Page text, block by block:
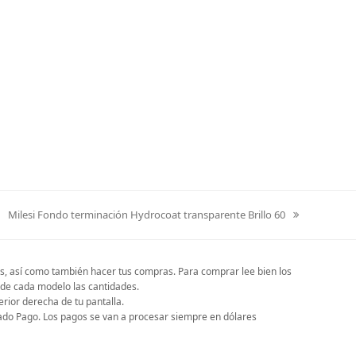
next
Milesi Fondo terminación Hydrocoat transparente Brillo 60
así como también hacer tus compras. Para comprar lee bien los
cada modelo las cantidades.
derecha de tu pantalla.
Pago. Los pagos se van a procesar siempre en dólares